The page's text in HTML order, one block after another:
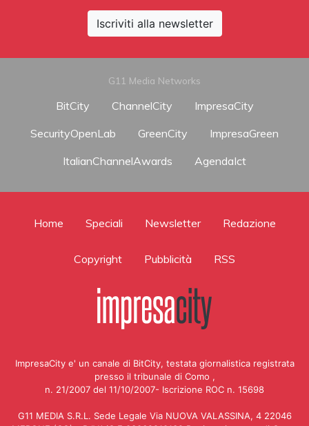
Iscriviti alla newsletter
G11 Media Networks
BitCity ChannelCity
ImpresaCity
SecurityOpenLab
GreenCity
ImpresaGreen
ItalianChannelAwards
AgendaIct
Home Speciali Newsletter Redazione
Copyright Pubblicità RSS
ImpresaCity e' un canale di BitCity, testata giornalistica registrata
presso il tribunale di Como ,
n. 21/2007 del 11/10/2007- Iscrizione ROC n. 15698
G11 MEDIA S.R.L. Sede Legale Via NUOVA VALASSINA, 4 22046